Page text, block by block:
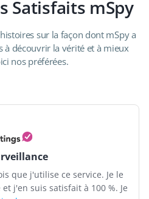
Satisfaits mSpy
sur la façon dont mSpy a
à découvrir la vérité et à mieux
nos préférées.
que j'utilise ce service. Je le
j'en suis satisfait à 100 %. Je